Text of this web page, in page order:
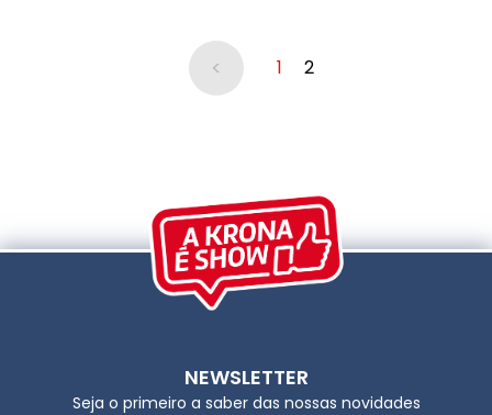
< 1 2
NEWSLETTER
Seja o primeiro a saber das nossas novidades